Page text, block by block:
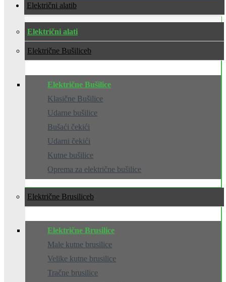
Električni alati
Električni alati
Električne Bušilice
Električne Bušilice
Klasične Bušilice
Udarne bušilice
Bušaći čekići
Udarni čekići
Kutne bušilice
Oprema za električne bušilice
Električne Brusilice
Električne Brusilice
Male kutne brusilice
Velike kutne brusilice
Tračne brusilice